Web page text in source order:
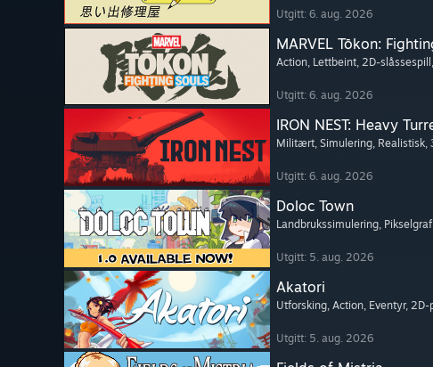
Utgitt: 6. aug. 2026
MARVEL Tōkon:
Action, Lettbeint, 2D-slåssespill
Utgitt: 6. aug. 2026
IRON NEST: Heavy
Militært, Simulering, Realistisk,
Utgitt: 6. aug. 2026
Doloc Town
Landbrukssimulering,
Utgitt: 5. aug. 2026
Akatori
Utforsking, Action, Eventyr, 2D-
Utgitt: 5. aug. 2026